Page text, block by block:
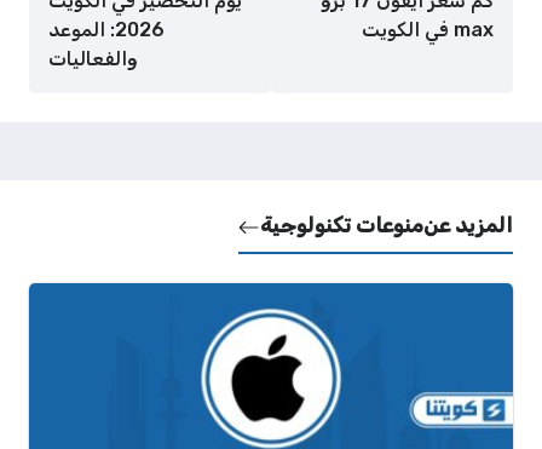
max في الكويت
2026: الموعد
والفعاليات
المزيد عنمنوعات تكنولوجية